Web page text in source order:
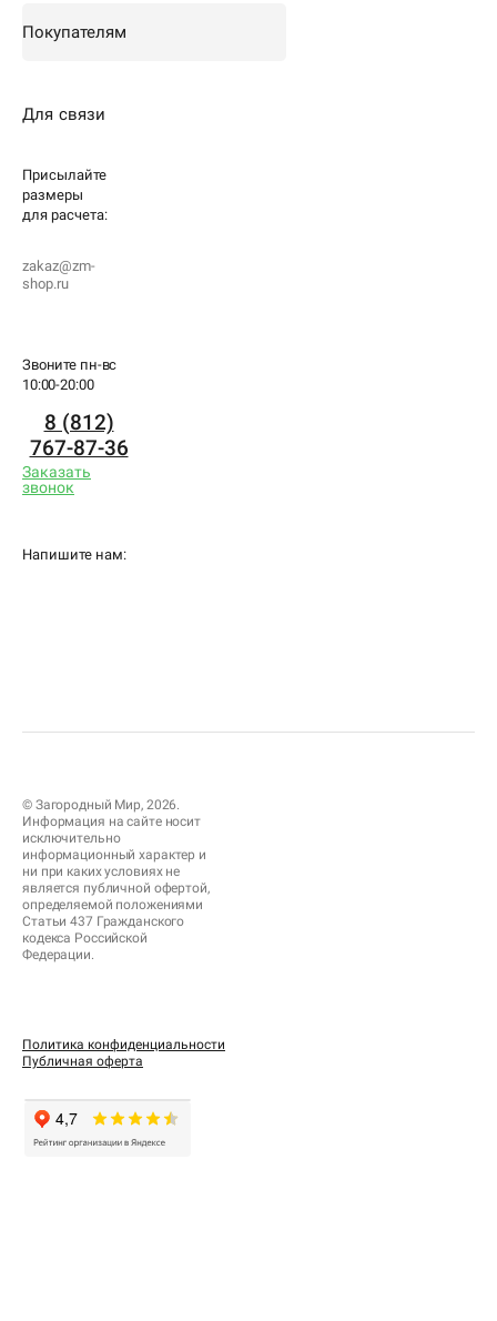
Покупателям
Для связи
Присылайте
размеры
для расчета:
zakaz@zm-
shop.ru
Звоните пн-вс
10:00-20:00
8 (812)
767-87-36
Заказать
звонок
Напишите нам:
© Загородный Мир, 2026.
Информация на сайте носит
исключительно
информационный характер и
ни при каких условиях не
является публичной офертой,
определяемой положениями
Статьи 437 Гражданского
кодекса Российской
Федерации.
Политика конфиденциальности
Публичная оферта